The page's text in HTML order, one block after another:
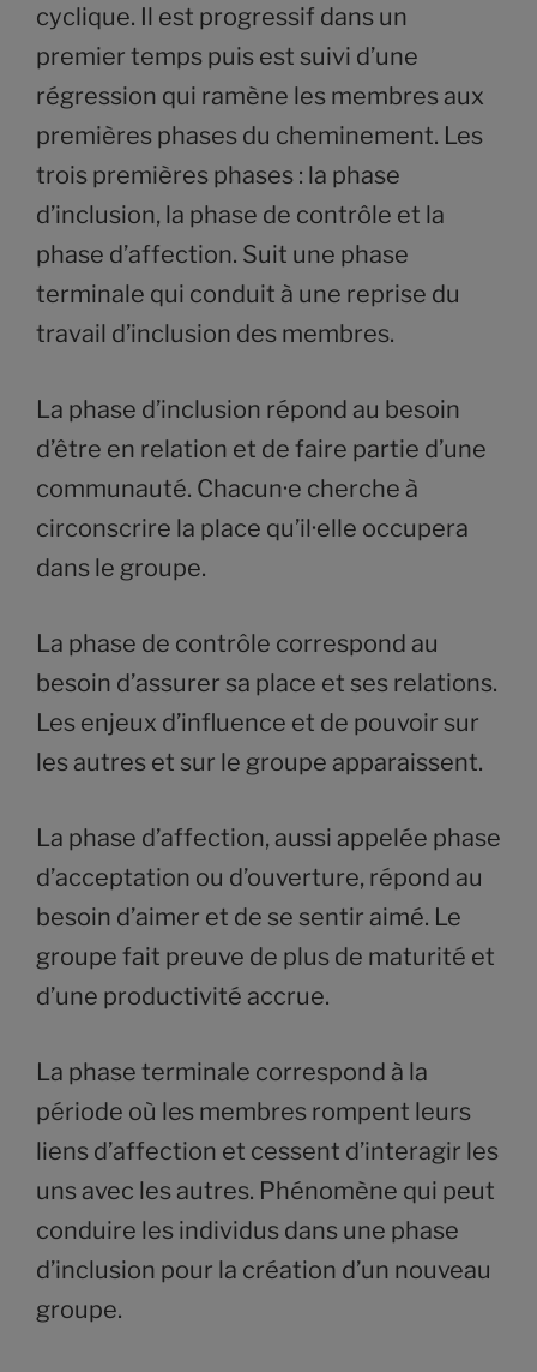
cyclique. Il est progressif dans un
premier temps puis est suivi d’une
régression qui ramène les membres aux
premières phases du cheminement. Les
trois premières phases : la phase
d’inclusion, la phase de contrôle et la
phase d’affection. Suit une phase
terminale qui conduit à une reprise du
travail d’inclusion des membres.
La phase d’inclusion répond au besoin
d’être en relation et de faire partie d’une
communauté. Chacun·e cherche à
circonscrire la place qu’il·elle occupera
dans le groupe.
La phase de contrôle correspond au
besoin d’assurer sa place et ses relations.
Les enjeux d’influence et de pouvoir sur
les autres et sur le groupe apparaissent.
La phase d’affection, aussi appelée phase
d’acceptation ou d’ouverture, répond au
besoin d’aimer et de se sentir aimé. Le
groupe fait preuve de plus de maturité et
d’une productivité accrue.
La phase terminale correspond à la
période où les membres rompent leurs
liens d’affection et cessent d’interagir les
uns avec les autres. Phénomène qui peut
conduire les individus dans une phase
d’inclusion pour la création d’un nouveau
groupe.